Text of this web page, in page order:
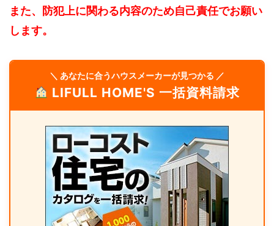
また、防犯上に関わる内容のため自己責任でお願い
します。
＼ あなたに合うハウスメーカーが見つかる ／
LIFULL HOME'S 一括資料請求